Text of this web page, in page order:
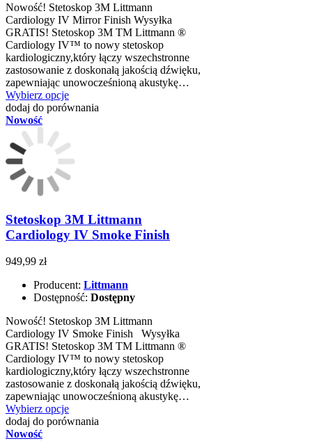
Nowość! Stetoskop 3M Littmann
Cardiology IV Mirror Finish Wysyłka
GRATIS! Stetoskop 3M TM Littmann ®
Cardiology IV™ to nowy stetoskop
kardiologiczny,który łączy wszechstronne
zastosowanie z doskonałą jakością dźwięku,
zapewniając unowocześnioną akustykę…
Wybierz opcje
dodaj do porównania
Nowość
Stetoskop 3M Littmann
Cardiology IV Smoke Finish
949,99 zł
Producent: Littmann
Dostępność: Dostępny
Nowość! Stetoskop 3M Littmann
Cardiology IV Smoke Finish Wysyłka
GRATIS! Stetoskop 3M TM Littmann ®
Cardiology IV™ to nowy stetoskop
kardiologiczny,który łączy wszechstronne
zastosowanie z doskonałą jakością dźwięku,
zapewniając unowocześnioną akustykę…
Wybierz opcje
dodaj do porównania
Nowość